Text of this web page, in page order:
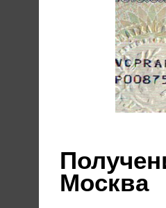
Москва